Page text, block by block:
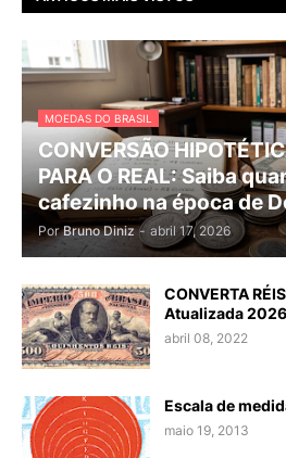
MOEDAS DO BRASIL
CONVERSÃO
PARA O REAL: Saiba
cafezinho na época de
Por Bruno Diniz - abril 17, 2026
CONVERTA
Atualizada
abril 08, 2022
Escala de
maio 19, 2013